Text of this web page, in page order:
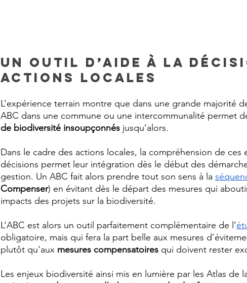
Un outil d’aide à la
actions locales
L’expérience terrain montre que dans une grande majorité
ABC dans une commune ou une intercommunalité permet
de biodiversité insoupçonnés jusqu’alors.
Dans le cadre des actions locales, la compréhension de ces
décisions permet leur intégration dès le début des
gestion. Un ABC fait alors prendre tout son sens à la
Compenser) en évitant dès le départ des mesures qui
impacts des projets sur la biodiversité.
L’ABC est alors un outil parfaitement complémentaire de l’
obligatoire, mais qui fera la part belle aux mesures
plutôt qu’aux mesures compensatoires qui doivent rester
Les enjeux biodiversité ainsi mis en lumière par les Atlas de